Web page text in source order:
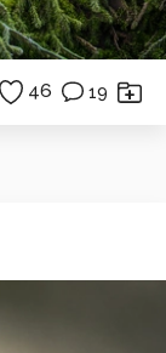
46 19